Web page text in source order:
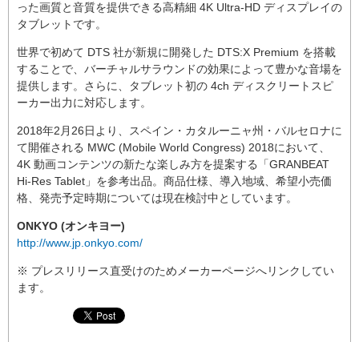
った画質と音質を提供できる高精細 4K Ultra-HD ディスプレイの
タブレットです。
世界で初めて DTS 社が新規に開発した DTS:X Premium を搭載
することで、バーチャルサラウンドの効果によって豊かな音場を
提供します。さらに、タブレット初の 4ch ディスクリートスピ
ーカー出力に対応します。
2018年2月26日より、スペイン・カタルーニャ州・バルセロナに
て開催される MWC (Mobile World Congress) 2018において、
4K 動画コンテンツの新たな楽しみ方を提案する「GRANBEAT
Hi-Res Tablet」を参考出品。商品仕様、導入地域、希望小売価
格、発売予定時期については現在検討中としています。
ONKYO (オンキヨー)
http://www.jp.onkyo.com/
※ プレスリリース直受けのためメーカーページへリンクしてい
ます。